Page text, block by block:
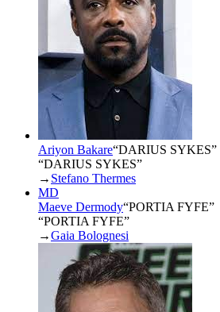
Ariyon Bakare“DARIUS SYKES”
“DARIUS SYKES”
→ Stefano Thermes
MD
Maeve Dermody“PORTIA FYFE”
“PORTIA FYFE”
→Gaia Bolognesi